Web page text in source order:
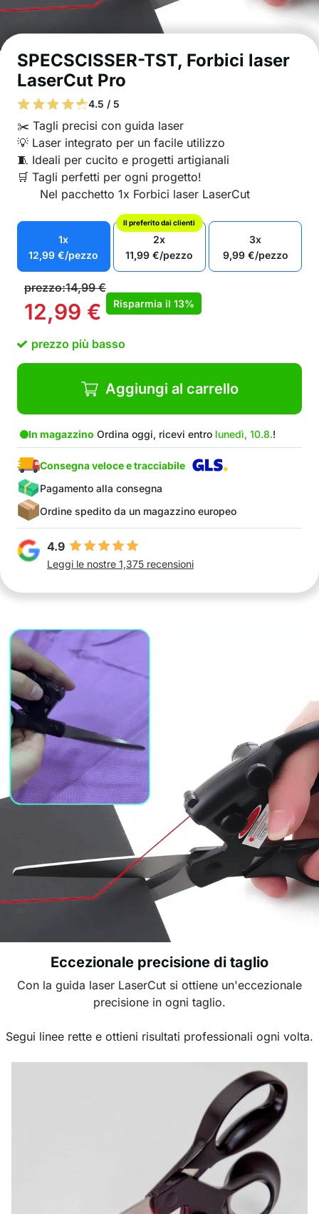
SPECSCISSER-TST, Forbici laser
LaserCut Pro
4.5 / 5
✂️ Tagli precisi con guida laser
💡 Laser integrato per un facile utilizzo
🧵 Ideali per cucito e progetti artigianali
🛒 Tagli perfetti per ogni progetto!
Nel pacchetto 1x Forbici laser LaserCut
1x
12,99€/pezzo
Il preferito dai clienti
2x
11,99€/pezzo
3x
9,99 €/pezzo
prezzo:14,99€
12,99 € Risparmia il 13%
prezzo più basso
Aggiungi al carrello
In magazzino Ordina oggi, ricevi entro lunedì, 10.8.!
Consegna veloce e tracciabile
Pagamento alla consegna
Ordine spedito da un magazzino europeo
4.9
Leggi le nostre 1,375 recensioni
Eccezionale precisione di taglio
Con la guida laser LaserCut si ottiene un'eccezionale
precisione in ogni taglio.
Segui linee rette e ottieni risultati professionali ogni volta.